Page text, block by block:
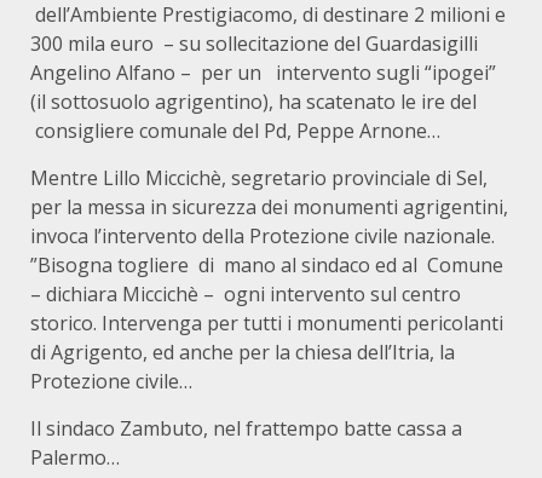
dell’Ambiente Prestigiacomo, di destinare 2 milioni e
300 mila euro – su sollecitazione del Guardasigilli
Angelino Alfano – per un intervento sugli “ipogei”
(il sottosuolo agrigentino), ha scatenato le ire del
consigliere comunale del Pd, Peppe Arnone…
Mentre Lillo Miccichè, segretario provinciale di Sel,
per la messa in sicurezza dei monumenti agrigentini,
invoca l’intervento della Protezione civile nazionale.
”Bisogna togliere di mano al sindaco ed al Comune
– dichiara Miccichè – ogni intervento sul centro
storico. Intervenga per tutti i monumenti pericolanti
di Agrigento, ed anche per la chiesa dell’Itria, la
Protezione civile…
Il sindaco Zambuto, nel frattempo batte cassa a
Palermo…